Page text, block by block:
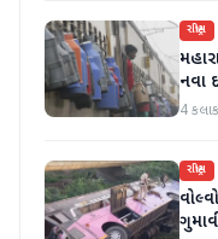
રાષ્ટ્રીય
નવા
4
રાષ્ટ્રીય